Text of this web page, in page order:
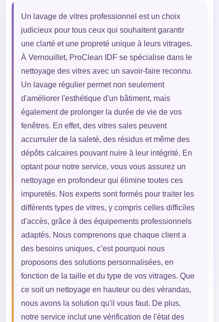
Un lavage de vitres professionnel est un choix
judicieux pour tous ceux qui souhaitent garantir
une clarté et une propreté unique à leurs vitrages.
À Vernouillet, ProClean IDF se spécialise dans le
nettoyage des vitres avec un savoir-faire reconnu.
Un lavage régulier permet non seulement
d'améliorer l'esthétique d'un bâtiment, mais
également de prolonger la durée de vie de vos
fenêtres. En effet, des vitres sales peuvent
accumuler de la saleté, des résidus et même des
dépôts calcaires pouvant nuire à leur intégrité. En
optant pour notre service, vous vous assurez un
nettoyage en profondeur qui élimine toutes ces
impuretés. Nos experts sont formés pour traiter les
différents types de vitres, y compris celles difficiles
d'accès, grâce à des équipements professionnels
adaptés. Nous comprenons que chaque client a
des besoins uniques, c’est pourquoi nous
proposons des solutions personnalisées, en
fonction de la taille et du type de vos vitrages. Que
ce soit un nettoyage en hauteur ou des vérandas,
nous avons la solution qu'il vous faut. De plus,
notre service inclut une vérification de l'état des